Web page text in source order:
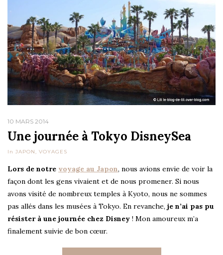
10 MARS 2014
Une journée à Tokyo DisneySea
In JAPON, VOYAGES
Lors de notre voyage au Japon, nous avions envie de voir la
façon dont les gens vivaient et de nous promener. Si nous
avons visité de nombreux temples à Kyoto, nous ne sommes
pas allés dans les musées à Tokyo. En revanche, je n’ai pas pu
résister à une journée chez Disney ! Mon amoureux m’a
finalement suivie de bon cœur.